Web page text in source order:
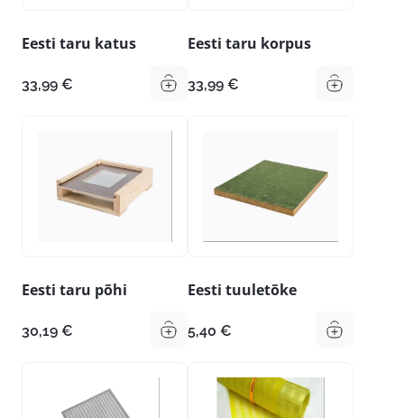
Eesti taru katus
33,99 €
Eesti taru korpus
33,99 €
Eesti taru põhi
30,19 €
Eesti tuuletõke
5,40 €